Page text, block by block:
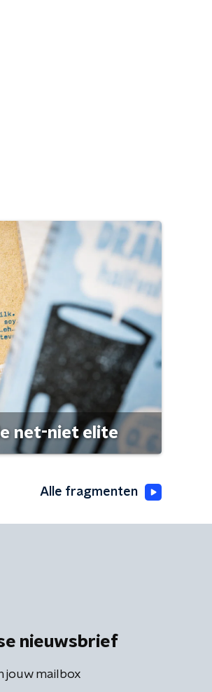
net-niet elite
Alle fragmenten
nieuwsbrief
jouw mailbox